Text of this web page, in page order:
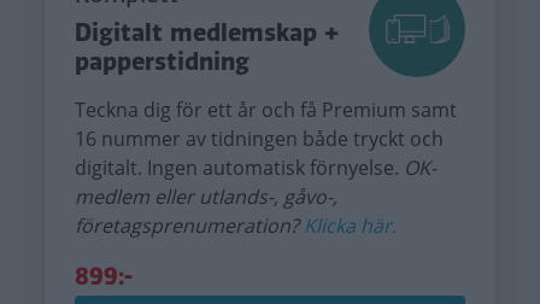
Digitalt medlemskap +
papperstidning
Teckna dig för ett år och få Premium samt
16 nummer av tidningen både tryckt och
digitalt. Ingen automatisk förnyelse. OK-
medlem eller utlands-, gåvo-,
företagsprenumeration?Klicka här.
899:-